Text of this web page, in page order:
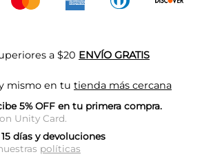
a $20 ENVÍO GRATIS
mismo en tu tienda más cercana
5% OFF en tu primera compra.
Unity Card.
días y devoluciones
políticas